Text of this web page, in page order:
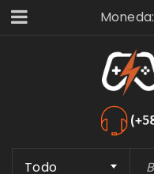
Moneda:
Todo